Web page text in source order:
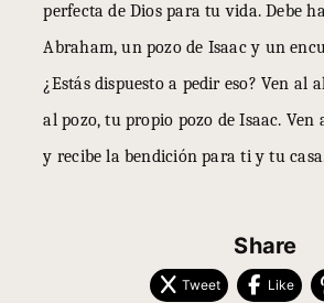
perfecta de Dios para tu vida. Debe
Abraham, un pozo de Isaac y un
¿Estás dispuesto a pedir eso? Ven al
al pozo, tu propio pozo de Isaac. Ven
y recibe la bendición para ti y tu
Share
Tweet Like